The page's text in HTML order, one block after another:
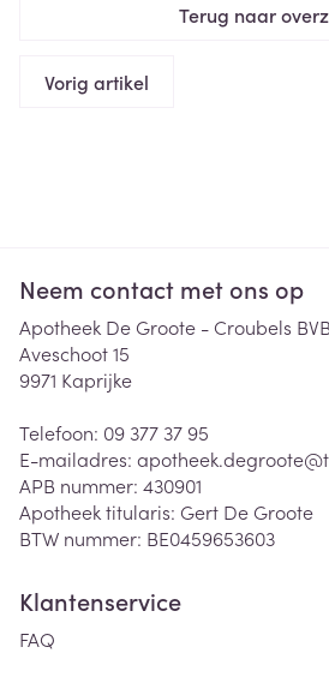
Terug naar
Vorig artikel
Neem contact met ons op
Apotheek De Groote - Croubels
Aveschoot 15
9971 Kaprijke
Telefoon: 09 377 37 95
E-mailadres: apotheek.degroote@
APB nummer: 430901
Apotheek titularis: Gert De Groote
BTW nummer: BE0459653603
Klantenservice
FAQ